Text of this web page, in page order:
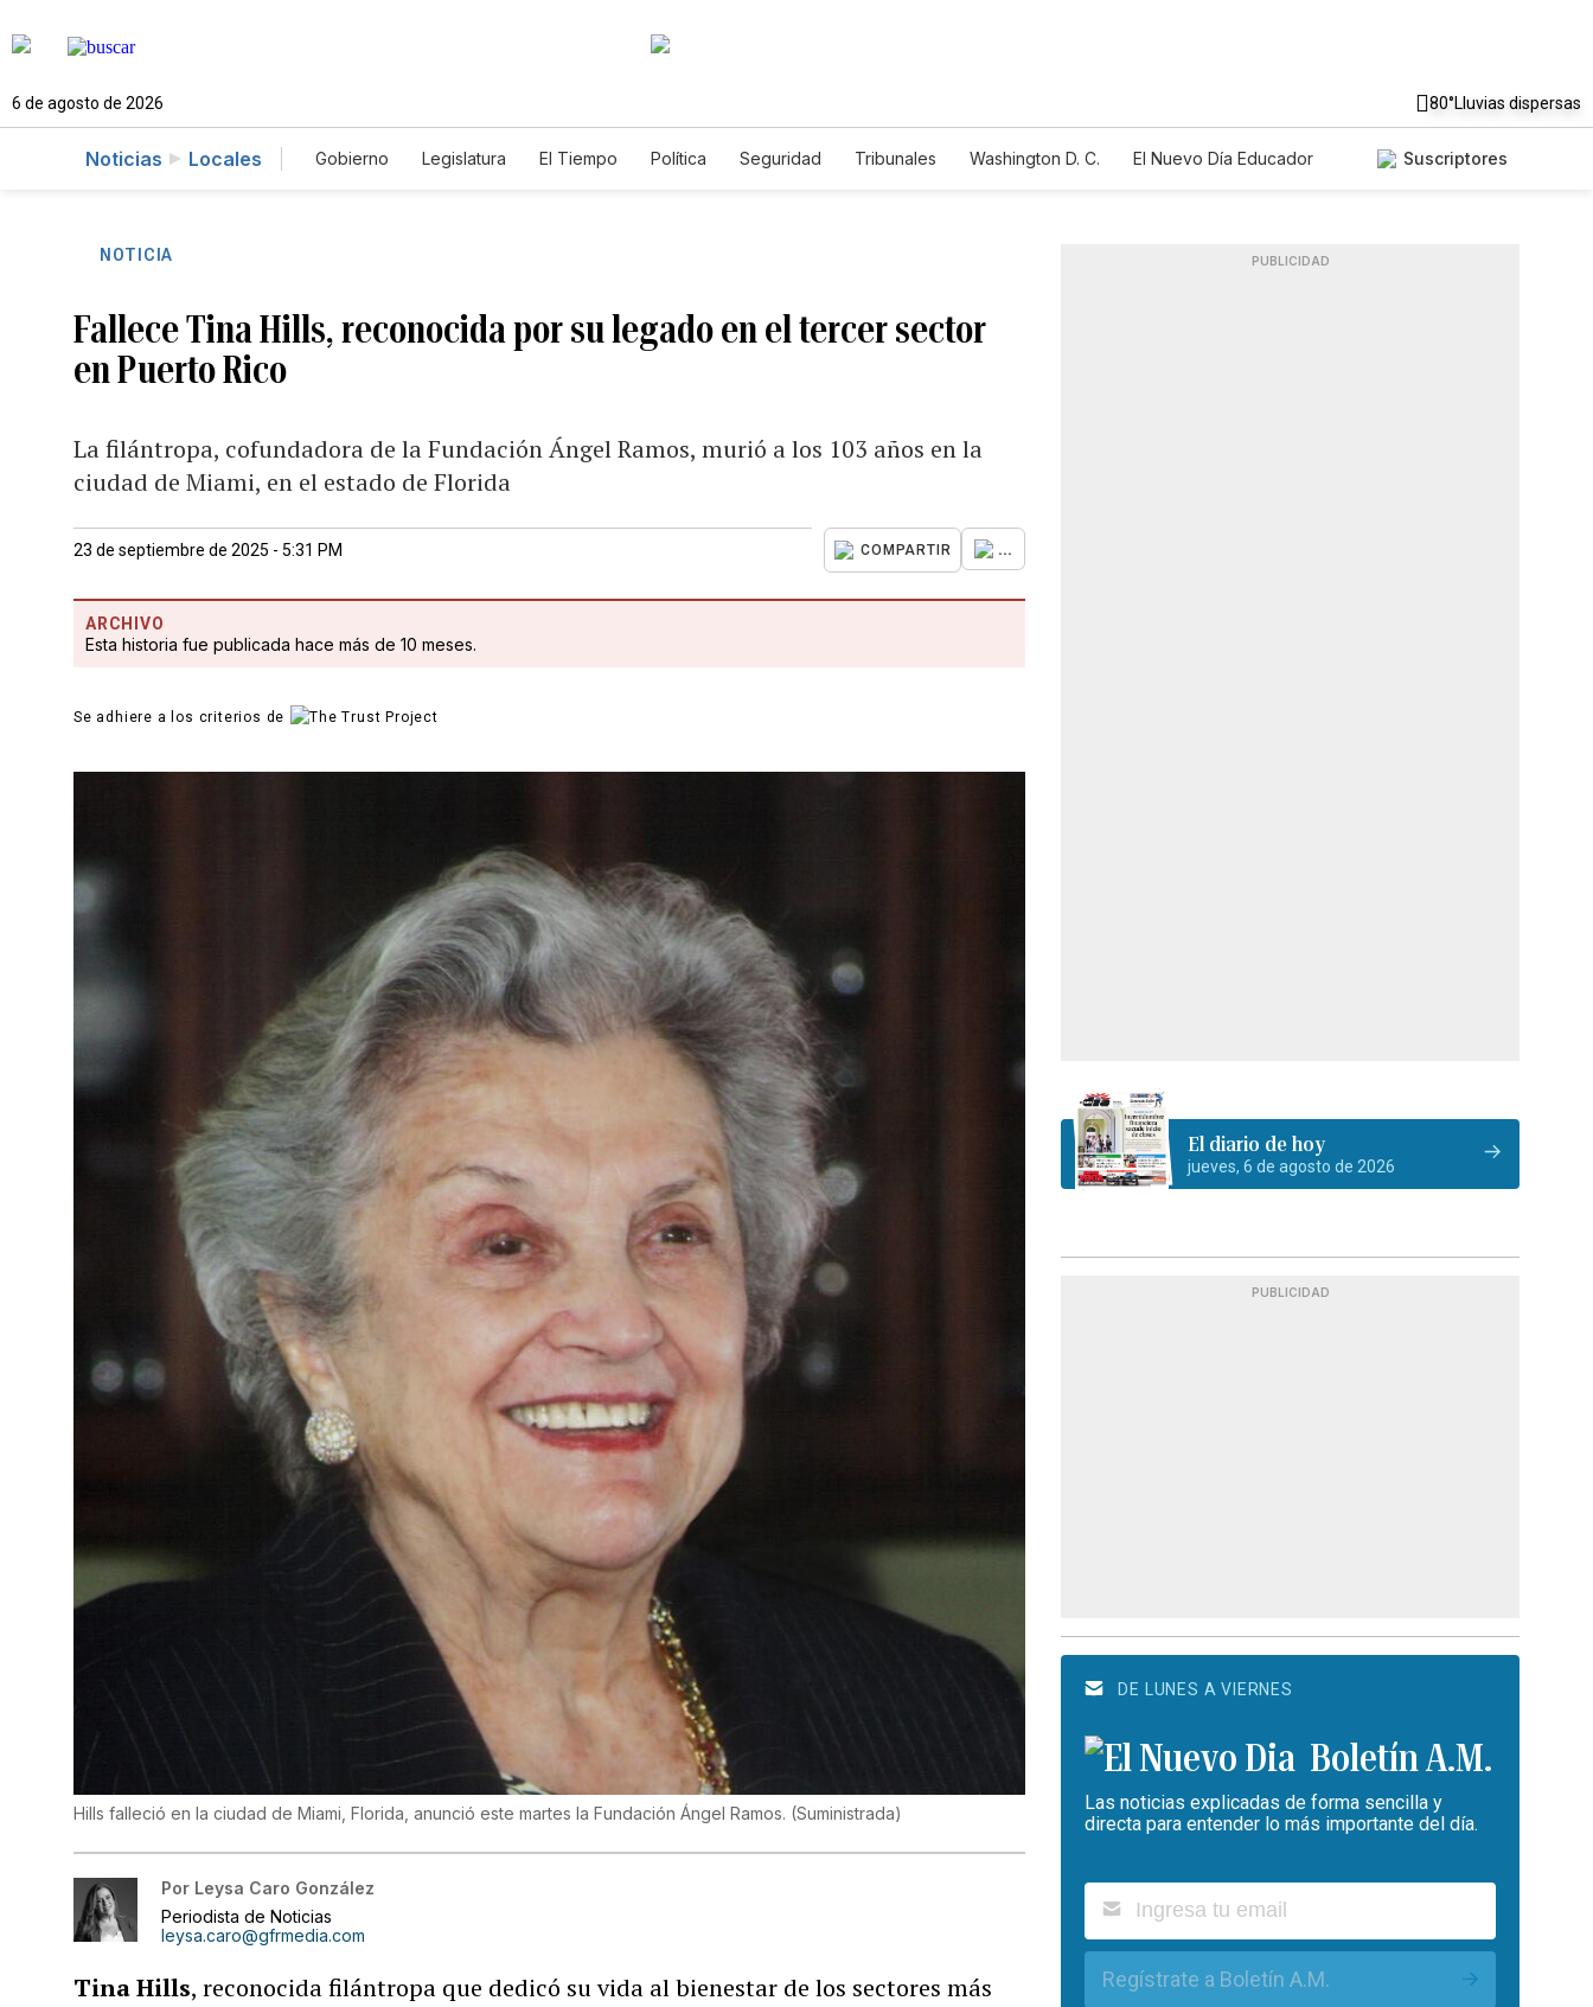
6 de agosto de 2026 80°Lluvias dispersas
Noticias Locales Gobierno Legislatura El Tiempo Política Seguridad Tribunales Washington D. C.
El Nuevo Día Educador
Suscriptores
NOTICIA
Fallece Tina Hills, reconocida por su legado en el tercer sector
en Puerto Rico
La filántropa, cofundadora de la Fundación Ángel Ramos, murió a los 103 años en la
ciudad de Miami, en el estado de Florida
23 de septiembre de 2025 - 5:31 PM COMPARTIR ...
ARCHIVO
Esta historia fue publicada hace más de 10 meses.
Se adhiere a los criterios de
Hills falleció en la ciudad de Miami, Florida, anunció este martes la Fundación Ángel Ramos. (Suministrada)
Por Leysa Caro González
Periodista de Noticias
leysa.caro@gfrmedia.com
Tina Hills, reconocida filántropa que dedicó su vida al bienestar de los sectores más
PUBLICIDAD
El diario de hoy
jueves, 6 de agosto de 2026
PUBLICIDAD
DE LUNES A VIERNES
Boletín A.M.
Las noticias explicadas de forma sencilla y
directa para entender lo más importante del día.
Regístrate a Boletín A.M.